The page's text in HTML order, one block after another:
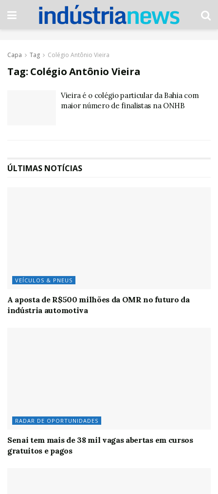
Capa Tag Colégio Antônio Vieira
Tag: Colégio Antônio Vieira
Vieira é o colégio particular da Bahia com
maior número de finalistas na ONHB
ÚLTIMAS NOTÍCIAS
VEÍCULOS & PNEUS
A aposta de R$500 milhões da OMR no futuro da
indústria automotiva
RADAR DE OPORTUNIDADES
Senai tem mais de 38 mil vagas abertas em cursos
gratuitos e pagos